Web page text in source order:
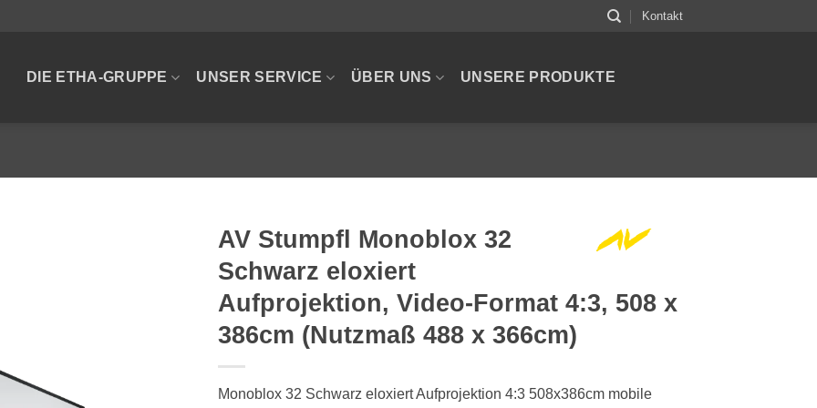
Kontakt
DIE ETHA-GRUPPE UNSER SERVICE ÜBER UNS UNSERE PRODUKTE
AV Stumpfl Monoblox 32
Schwarz eloxiert
Aufprojektion, Video-Format 4:3, 508 x
386cm (Nutzmaß 488 x 366cm)
Monoblox 32 Schwarz eloxiert Aufprojektion 4:3 508x386cm mobile